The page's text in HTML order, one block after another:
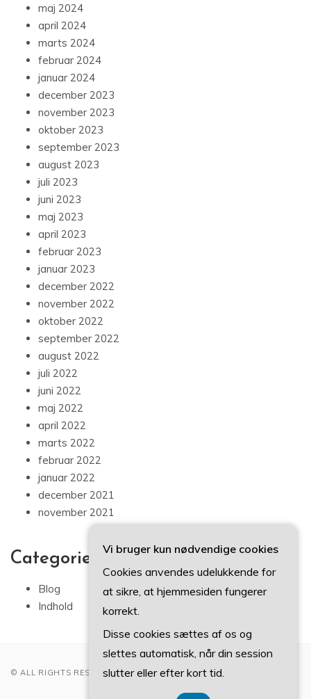
maj 2024
april 2024
marts 2024
februar 2024
januar 2024
december 2023
november 2023
oktober 2023
september 2023
august 2023
juli 2023
juni 2023
maj 2023
april 2023
februar 2023
januar 2023
december 2022
november 2022
oktober 2022
september 2022
august 2022
juli 2022
juni 2022
maj 2022
april 2022
marts 2022
februar 2022
januar 2022
december 2021
november 2021
Categories
Blog
Indhold
© ALL RIGHTS RESERVED 2022
Vi bruger kun nødvendige cookies
Cookies anvendes udelukkende for
at sikre, at hjemmesiden fungerer
korrekt.
Disse cookies sættes af os og
slettes automatisk, når din session
slutter eller efter kort tid.